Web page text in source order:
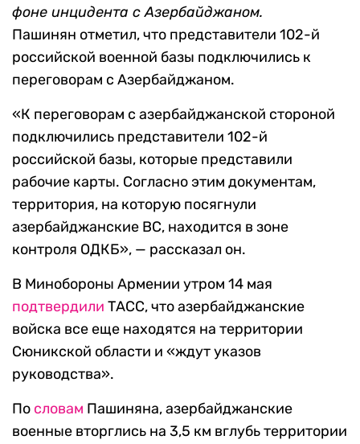
фоне инцидента с Азербайджаном.
Пашинян отметил, что представители 102-й
российской военной базы подключились к
переговорам с Азербайджаном.
«К переговорам с азербайджанской стороной
подключились представители 102-й
российской базы, которые представили
рабочие карты. Согласно этим документам,
территория, на которую посягнули
азербайджанские ВС, находится в зоне
контроля ОДКБ», — рассказал он.
В Минобороны Армении утром 14 мая
подтвердили ТАСС, что азербайджанские
войска все еще находятся на территории
Сюникской области и «ждут указов
руководства».
По словам Пашиняна, азербайджанские
военные вторглись на 3,5 км вглубь территории